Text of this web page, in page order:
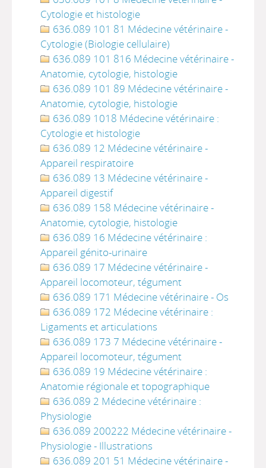
Cytologie et histologie
636.089 101 81 Médecine vétérinaire -
Cytologie (Biologie cellulaire)
636.089 101 816 Médecine vétérinaire -
Anatomie, cytologie, histologie
636.089 101 89 Médecine vétérinaire -
Anatomie, cytologie, histologie
636.089 1018 Médecine vétérinaire :
Cytologie et histologie
636.089 12 Médecine vétérinaire -
Appareil respiratoire
636.089 13 Médecine vétérinaire -
Appareil digestif
636.089 158 Médecine vétérinaire -
Anatomie, cytologie, histologie
636.089 16 Médecine vétérinaire :
Appareil génito-urinaire
636.089 17 Médecine vétérinaire -
Appareil locomoteur, tégument
636.089 171 Médecine vétérinaire - Os
636.089 172 Médecine vétérinaire :
Ligaments et articulations
636.089 173 7 Médecine vétérinaire -
Appareil locomoteur, tégument
636.089 19 Médecine vétérinaire :
Anatomie régionale et topographique
636.089 2 Médecine vétérinaire :
Physiologie
636.089 200222 Médecine vétérinaire -
Physiologie - Illustrations
636.089 201 51 Médecine vétérinaire -